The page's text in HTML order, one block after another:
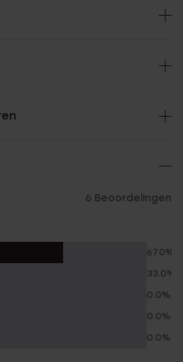
6 Beoordelingen
67.0%
33.0%
0.0%
0.0%
0.0%